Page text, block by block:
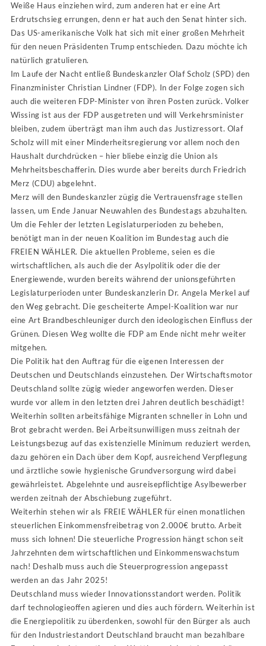
Weiße Haus einziehen wird, zum anderen hat er eine Art
Erdrutschsieg errungen, denn er hat auch den Senat hinter sich.
Das US-amerikanische Volk hat sich mit einer großen Mehrheit
für den neuen Präsidenten Trump entschieden. Dazu möchte ich
natürlich gratulieren.
Im Laufe der Nacht entließ Bundeskanzler Olaf Scholz (SPD) den
Finanzminister Christian Lindner (FDP). In der Folge zogen sich
auch die weiteren FDP-Minister von ihren Posten zurück. Volker
Wissing ist aus der FDP ausgetreten und will Verkehrsminister
bleiben, zudem überträgt man ihm auch das Justizressort. Olaf
Scholz will mit einer Minderheitsregierung vor allem noch den
Haushalt durchdrücken – hier bliebe einzig die Union als
Mehrheitsbeschafferin. Dies wurde aber bereits durch Friedrich
Merz (CDU) abgelehnt.
Merz will den Bundeskanzler zügig die Vertrauensfrage stellen
lassen, um Ende Januar Neuwahlen des Bundestags abzuhalten.
Um die Fehler der letzten Legislaturperioden zu beheben,
benötigt man in der neuen Koalition im Bundestag auch die
FREIEN WÄHLER. Die aktuellen Probleme, seien es die
wirtschaftlichen, als auch die der Asylpolitik oder die der
Energiewende, wurden bereits während der unionsgeführten
Legislaturperioden unter Bundeskanzlerin Dr. Angela Merkel auf
den Weg gebracht. Die gescheiterte Ampel-Koalition war nur
eine Art Brandbeschleuniger durch den ideologischen Einfluss der
Grünen. Diesen Weg wollte die FDP am Ende nicht mehr weiter
mitgehen.
Die Politik hat den Auftrag für die eigenen Interessen der
Deutschen und Deutschlands einzustehen. Der Wirtschaftsmotor
Deutschland sollte zügig wieder angeworfen werden. Dieser
wurde vor allem in den letzten drei Jahren deutlich beschädigt!
Weiterhin sollten arbeitsfähige Migranten schneller in Lohn und
Brot gebracht werden. Bei Arbeitsunwilligen muss zeitnah der
Leistungsbezug auf das existenzielle Minimum reduziert werden,
dazu gehören ein Dach über dem Kopf, ausreichend Verpflegung
und ärztliche sowie hygienische Grundversorgung wird dabei
gewährleistet. Abgelehnte und ausreisepflichtige Asylbewerber
werden zeitnah der Abschiebung zugeführt.
Weiterhin stehen wir als FREIE WÄHLER für einen monatlichen
steuerlichen Einkommensfreibetrag von 2.000€ brutto. Arbeit
muss sich lohnen! Die steuerliche Progression hängt schon seit
Jahrzehnten dem wirtschaftlichen und Einkommenswachstum
nach! Deshalb muss auch die Steuerprogression angepasst
werden an das Jahr 2025!
Deutschland muss wieder Innovationsstandort werden. Politik
darf technologieoffen agieren und dies auch fördern. Weiterhin ist
die Energiepolitik zu überdenken, sowohl für den Bürger als auch
für den Industriestandort Deutschland braucht man bezahlbare